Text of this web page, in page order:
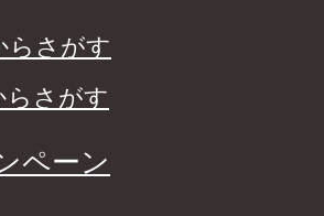
らさがす
らさがす
ペーン